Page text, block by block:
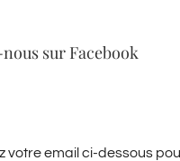
sur Facebook
votre email ci-dessous